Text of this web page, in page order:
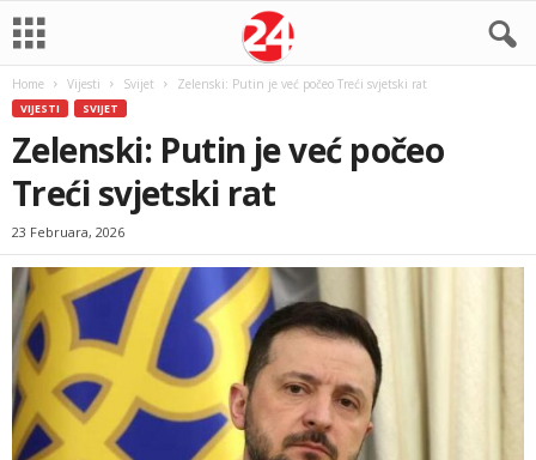
Home Vijesti Svijet Zelenski: Putin je već počeo Treći svjetski rat
VIJESTI SVIJET
Zelenski: Putin je već počeo
Treći svjetski rat
23 Februara, 2026